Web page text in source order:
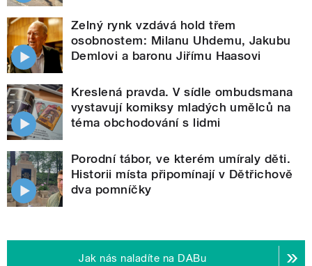
Zelný rynk vzdává hold třem
osobnostem: Milanu Uhdemu, Jakubu
Demlovi a baronu Jiřímu Haasovi
Kreslená pravda. V sídle ombudsmana
vystavují komiksy mladých umělců na
téma obchodování s lidmi
Porodní tábor, ve kterém umíraly děti.
Historii místa připomínají v Dětřichově
dva pomníčky
Jak nás naladíte na DABu